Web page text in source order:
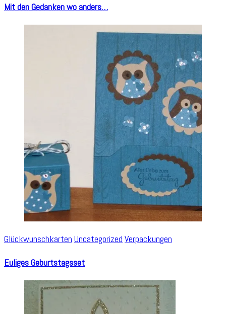
Mit den Gedanken wo anders…
Glückwunschkarten Uncategorized Verpackungen
Euliges Geburtstagsset